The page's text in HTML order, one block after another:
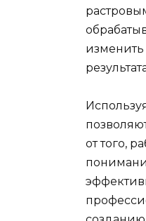
изменить
от того,